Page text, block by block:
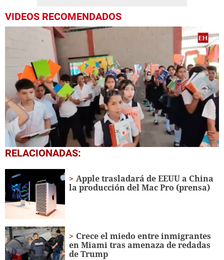
VIDEOS RECOMENDADOS
0
seconds
minute,
56
seconds
RELACIONADAS:
Apple trasladará de EEUU a China
la producción del Mac Pro (prensa)
Crece el miedo entre inmigrantes
en Miami tras amenaza de redadas
de Trump